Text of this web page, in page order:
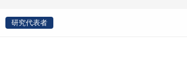
研究代表者